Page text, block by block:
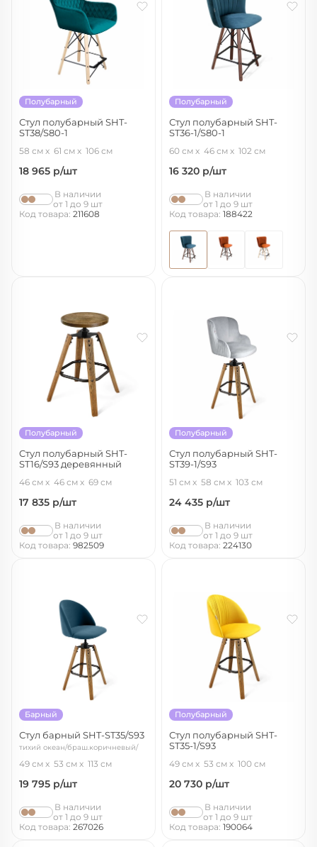
Полубарный
Стул полубарный SHT-
ST38/S80-1
лак/черный
58 см 61 см 106 см
18 965 р/шт
В наличии
от 1 до 9 шт
Код товара: 211608
Полубарный
Стул полубарный SHT-
ST36-1/S80-1
муар
60 см 46 см 102 см
16 320 р/шт
В наличии
от 1 до 9 шт
Код товара: 188422
Полубарный
Cтул полубарный SHT-
ST16/S93 деревянный
46 см 46 см 69 см
17 835 р/шт
В наличии
от 1 до 9 шт
Код товара: 982509
Полубарный
Стул полубарный SHT-
ST39-1/S93
черный муар
51 см 58 см 103 см
24 435 р/шт
В наличии
от 1 до 9 шт
Код товара: 224130
Барный
Стул барный SHT-ST35/S93
тихий океан/браш.коричневый/
черный муар
49 см 53 см 113 см
19 795 р/шт
В наличии
от 1 до 9 шт
Код товара: 267026
Полубарный
Стул полубарный SHT-
ST35-1/S93
черн. муар
49 см 53 см 100 см
20 730 р/шт
В наличии
от 1 до 9 шт
Код товара: 190064